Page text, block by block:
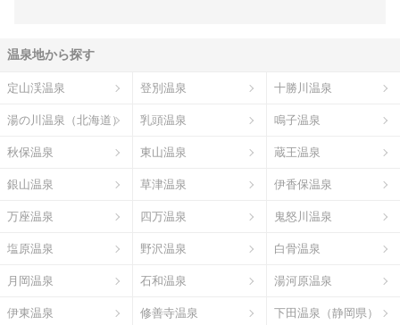
温泉地から探す
定山渓温泉 登別温泉 十勝川温泉
湯の川温泉（北海道） 乳頭温泉 鳴子温泉
秋保温泉 東山温泉 蔵王温泉
銀山温泉 草津温泉 伊香保温泉
万座温泉 四万温泉 鬼怒川温泉
塩原温泉 野沢温泉 白骨温泉
月岡温泉 石和温泉 湯河原温泉
伊東温泉 修善寺温泉 下田温泉（静岡県）